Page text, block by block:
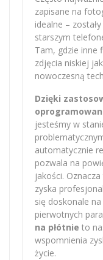
zapisane na
idealne –
starszym
Tam, gdzie inne
zdjęcia niskiej
nowoczesną
Dzięki
jesteśmy w
automatycznie
pozwala na
jakości.
zyska
się doskonale
pierwotnych
na płótnie to
wspomnienia
życie.